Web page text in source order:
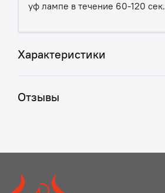
уф лампе в течение 60-120 сек.
Характеристики
Отзывы